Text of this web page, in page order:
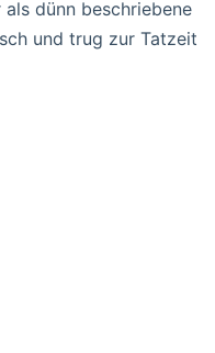
dünn beschriebene
und trug zur Tatzeit